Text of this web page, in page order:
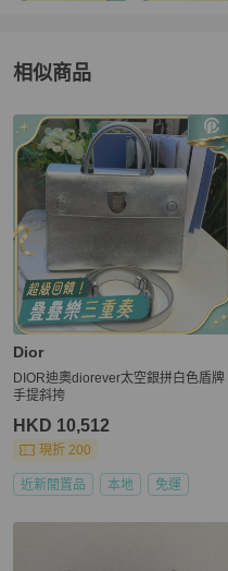
相似商品
更多相似Dior女包推薦精品
Dior
DIOR迪奧diorever太空銀拼白色盾牌
手提斜挎
HKD 10,512
現折 200
近新閒置品 本地 免運